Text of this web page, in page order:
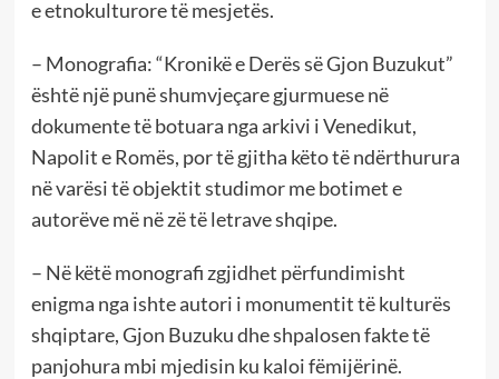
e etnokulturore të mesjetës.
– Monografia: “Kronikë e Derës së Gjon Buzukut”
është një punë shumvjeçare gjurmuese në
dokumente të botuara nga arkivi i Venedikut,
Napolit e Romës, por të gjitha këto të ndërthurura
në varësi të objektit studimor me botimet e
autorëve më në zë të letrave shqipe.
– Në këtë monografi zgjidhet përfundimisht
enigma nga ishte autori i monumentit të kulturës
shqiptare, Gjon Buzuku dhe shpalosen fakte të
panjohura mbi mjedisin ku kaloi fëmijërinë.